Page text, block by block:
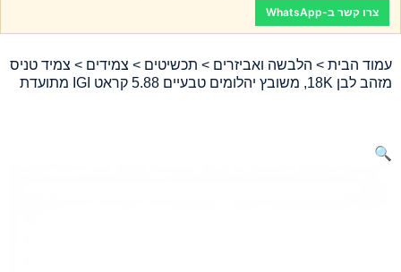
צרו קשר ב-WhatsApp
עמוד הבית > הלבשה ואביזרים > תכשיטים > צמידים > צמיד טניס
מזהב לבן 18K, משובץ יהלומים טבעיים 5.88 קראט IGI מתועדת
🔍